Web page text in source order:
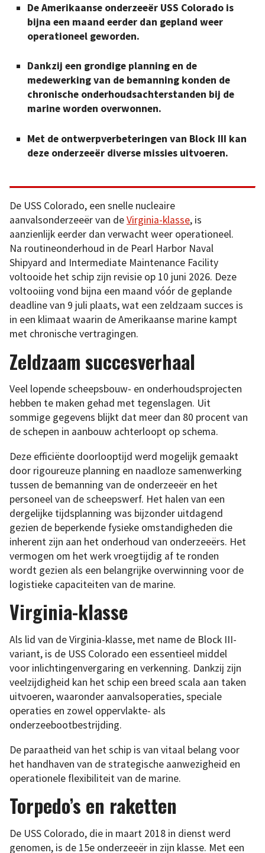
De Amerikaanse onderzeeër USS Colorado is
bijna een maand eerder dan gepland weer
operationeel geworden.
Dankzij een grondige planning en de
medewerking van de bemanning konden de
chronische onderhoudsachterstanden bij de
marine worden overwonnen.
Met de ontwerpverbeteringen van Block III kan
deze onderzeeër diverse missies uitvoeren.
De USS Colorado, een snelle nucleaire
aanvalsonderzeeër van deVirginia-klasse, is
aanzienlijk eerder dan verwacht weer operationeel.
Na routineonderhoud in de Pearl Harbor Naval
Shipyard and Intermediate Maintenance Facility
voltooide het schip zijn revisie op 10 juni 2026. Deze
voltooiing vond bijna een maand vóór de geplande
deadline van 9 juli plaats, wat een zeldzaam succes is
in een klimaat waarin de Amerikaanse marine kampt
met chronische vertragingen.
Zeldzaam succesverhaal
Veel lopende scheepsbouw- en onderhoudsprojecten
hebben te maken gehad met tegenslagen. Uit
sommige gegevens blijkt dat meer dan 80 procent van
de schepen in aanbouw achterloopt op schema.
Deze efficiënte doorlooptijd werd mogelijk gemaakt
door rigoureuze planning en naadloze samenwerking
tussen de bemanning van de onderzeeër en het
personeel van de scheepswerf. Het halen van een
dergelijke tijdsplanning was bijzonder uitdagend
gezien de beperkende fysieke omstandigheden die
inherent zijn aan het onderhoud van onderzeeërs. Het
vermogen om het werk vroegtijdig af te ronden
wordt gezien als een belangrijke overwinning voor de
logistieke capaciteiten van de marine.
Virginia-klasse
Als lid van de Virginia-klasse, met name de Block III-
variant, is de USS Colorado een essentieel middel
voor inlichtingenvergaring en verkenning. Dankzij zijn
veelzijdigheid kan het schip een breed scala aan taken
uitvoeren, waaronder aanvalsoperaties, speciale
operaties en zowel oppervlakte- als
onderzeebootbestrijding.
De paraatheid van het schip is van vitaal belang voor
het handhaven van de strategische aanwezigheid en
operationele flexibiliteit van de marine.
Torpedo’s en raketten
De USS Colorado, die in maart 2018 in dienst werd
genomen, is de 15e onderzeeër in zijn klasse. Met een